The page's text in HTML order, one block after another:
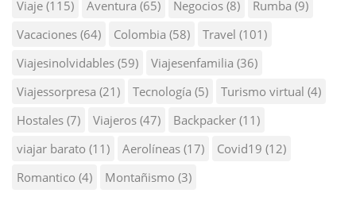
Viaje (115) Aventura (65) Negocios (8) Rumba (9)
Vacaciones (64) Colombia (58) Travel (101)
Viajesinolvidables (59) Viajesenfamilia (36)
Viajessorpresa (21) Tecnología (5) Turismo virtual (4)
Hostales (7) Viajeros (47) Backpacker (11)
viajar barato (11) Aerolíneas (17) Covid19 (12)
Romantico (4) Montañismo (3)